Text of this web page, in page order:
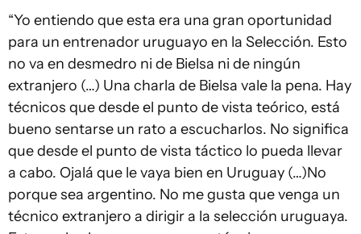
“Yo entiendo que esta era una gran oportunidad
para un entrenador uruguayo en la Selección. Esto
no va en desmedro ni de Bielsa ni de ningún
extranjero (…) Una charla de Bielsa vale la pena. Hay
técnicos que desde el punto de vista teórico, está
bueno sentarse un rato a escucharlos. No significa
que desde el punto de vista táctico lo pueda llevar
a cabo. Ojalá que le vaya bien en Uruguay (…)No
porque sea argentino. No me gusta que venga un
técnico extranjero a dirigir a la selección uruguaya.